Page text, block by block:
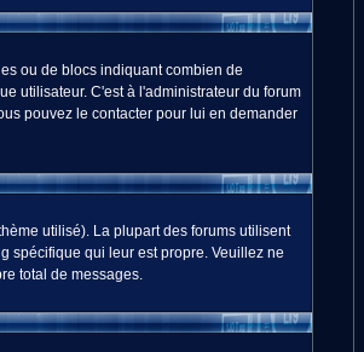
ou de blocs indiquant combien de
utilisateur. C'est à l'administrateur du forum
pouvez le contacter pour lui en demander
utilisé). La plupart des forums utilisent
spécifique qui leur est propre. Veuillez ne
total de messages.